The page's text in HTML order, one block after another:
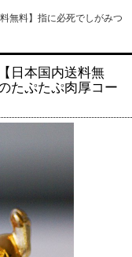
無料】指に必死でしがみつ
日本国内送料無
たぷたぷ肉厚コー